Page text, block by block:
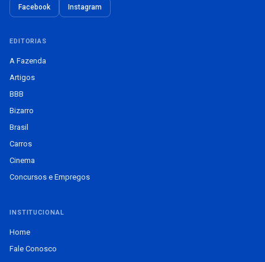
Facebook Instagram
EDITORIAS
A Fazenda
Artigos
BBB
Bizarro
Brasil
Carros
Cinema
Concursos e Empregos
INSTITUCIONAL
Home
Fale Conosco